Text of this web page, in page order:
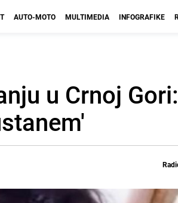
AUTO-MOTO MULTIMEDIA INFOGRAFIKE
u Crnoj